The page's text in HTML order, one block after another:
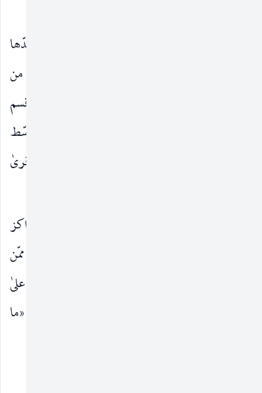
ويمكن تحديد منطقة جبل عامل بالتالي : بأنّه يحدّها
جنوباً نهر القرن ، الجاري قرب ترشيحا (طير شيحا) من
بلاد عكّا ، وشرقاً أرض الخيط والأردن والحولة ، وقسم
من جبل لبنان ـ وشمالاً نهر الأوّلي. وغرباً البحر المتوسّط
، وتدخل في هذا الحدّ صيدا وجزين ، وقسم من قرىٰ
فقد برزت منطقة جبل عامل كأحد أهمّ المراكز
العلمية الشيعية ، بإنجابها عشرات الفقهاء والعلماء ممّن
كان لهم تأثير بالغ في تقدّم الحركة العلمية والفقهية علىٰ
مدىٰ عدّة قرون ، حتّىٰ قال في شأنهم القاضي نور الله : «ما